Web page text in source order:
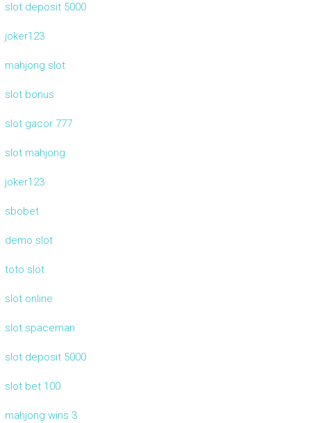
slot deposit 5000
joker123
mahjong slot
slot bonus
slot gacor 777
slot mahjong
joker123
sbobet
demo slot
toto slot
slot online
slot spaceman
slot deposit 5000
slot bet 100
mahjong wins 3